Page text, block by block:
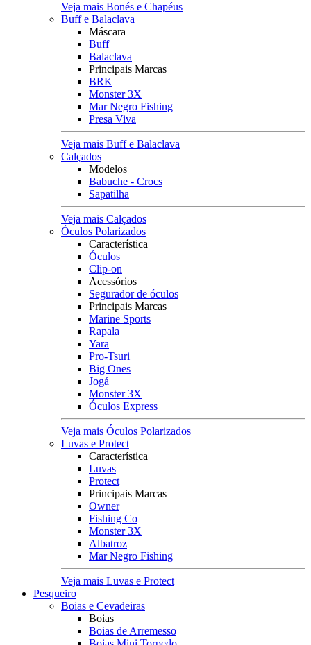
Veja mais Bonés e Chapéus
Buff e Balaclava
Máscara
Buff
Balaclava
Principais Marcas
BRK
Monster 3X
Mar Negro Fishing
Presa Viva
Veja mais Buff e Balaclava
Calçados
Modelos
Babuche - Crocs
Sapatilha
Veja mais Calçados
Óculos Polarizados
Característica
Óculos
Clip-on
Acessórios
Segurador de óculos
Principais Marcas
Marine Sports
Rapala
Yara
Pro-Tsuri
Big Ones
Jogá
Monster 3X
Óculos Express
Veja mais Óculos Polarizados
Luvas e Protect
Característica
Luvas
Protect
Principais Marcas
Owner
Fishing Co
Monster 3X
Albatroz
Mar Negro Fishing
Veja mais Luvas e Protect
Pesqueiro
Boias e Cevadeiras
Boias
Boias de Arremesso